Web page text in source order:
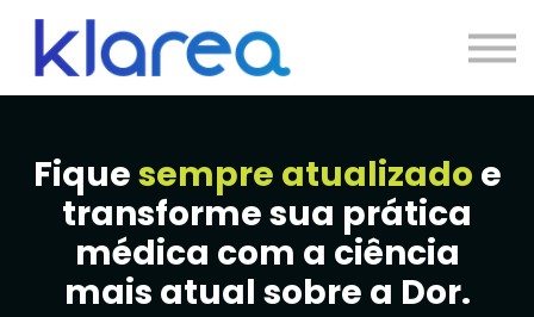
Contato
Cursos
Entrar
Fiquesempre atualizado e
transforme sua prática
médica com a ciência
mais atual sobre a Dor.